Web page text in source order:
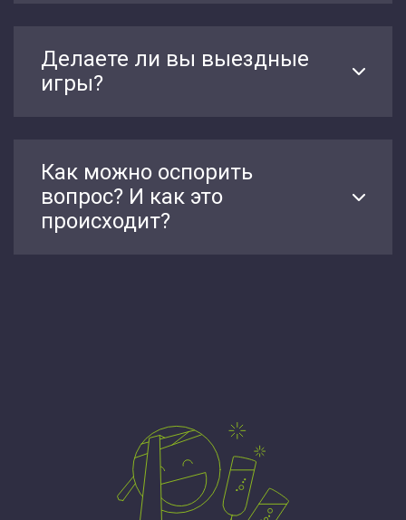
Делаете ли вы выездные
игры?
Как можно оспорить
вопрос? И как это
происходит?